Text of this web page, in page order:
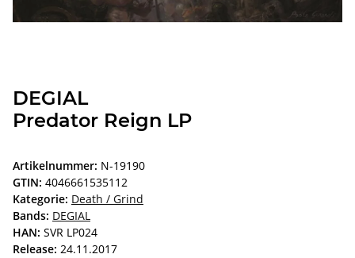
DEGIAL
Predator Reign LP
Artikelnummer: N-19190
GTIN: 4046661535112
Kategorie: Death / Grind
Bands: DEGIAL
HAN: SVR LP024
Release: 24.11.2017